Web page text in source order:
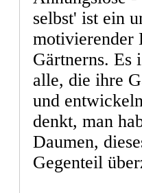
selbst' ist ein
motivierender
Gärtnerns. Es
alle, die ihre
und
denkt, man
Daumen,
Gegenteil